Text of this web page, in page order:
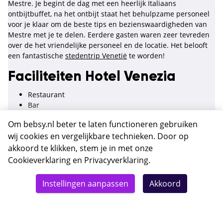
Mestre. Je begint de dag met een heerlijk Italiaans
ontbijtbuffet, na het ontbijt staat het behulpzame personeel
voor je klaar om de beste tips en bezienswaardigheden van
Mestre met je te delen. Eerdere gasten waren zeer tevreden
over de het vriendelijke personeel en de locatie. Het belooft
een fantastische stedentrip Venetië te worden!
Faciliteiten Hotel Venezia
Restaurant
Bar
Wifi
24-uurs receptie
Bagageopslag
Wasserij
Airconditioning
Verwarming
Kluisje
Details Deze reis nu boeken
Om bebsy.nl beter te laten functioneren gebruiken
wij cookies en vergelijkbare technieken. Door op
akkoord te klikken, stem je in met onze
Cookieverklaring en Privacyverklaring.
Instellingen aanpassen Akkoord